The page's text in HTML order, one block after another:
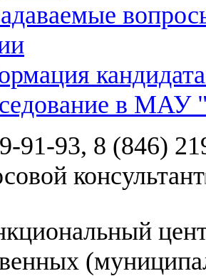
в
91-93, 8 (846)
консультант